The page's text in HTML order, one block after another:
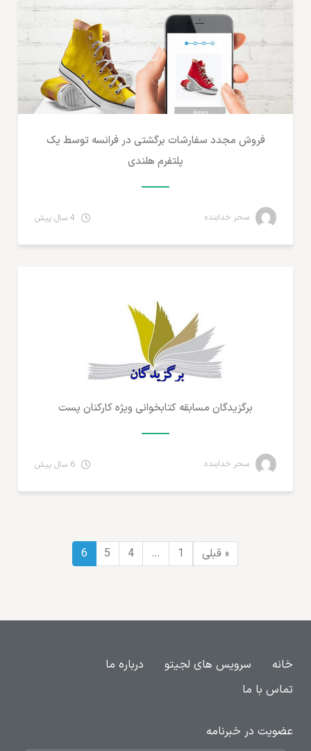
فروش مجدد سفارشات برگشتی در فرانسه توسط یک
پلتفرم هلندی
سحر خدابنده
برگزیدگان مسابقه کتابخوانی ویژه کارکنان پست
سحر خدابنده
« قبلی 1
…
4
5
6
خانه سرویس های لجیتو
درباره ما
تماس با ما
عضویت در خبرنامه